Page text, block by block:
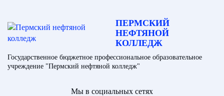
ПЕРМСКИЙ
НЕФТЯНОЙ
КОЛЛЕДЖ
Государственное бюджетное профессиональное образовательное
учреждение "Пермский нефтяной колледж"
Мы в социальных сетях